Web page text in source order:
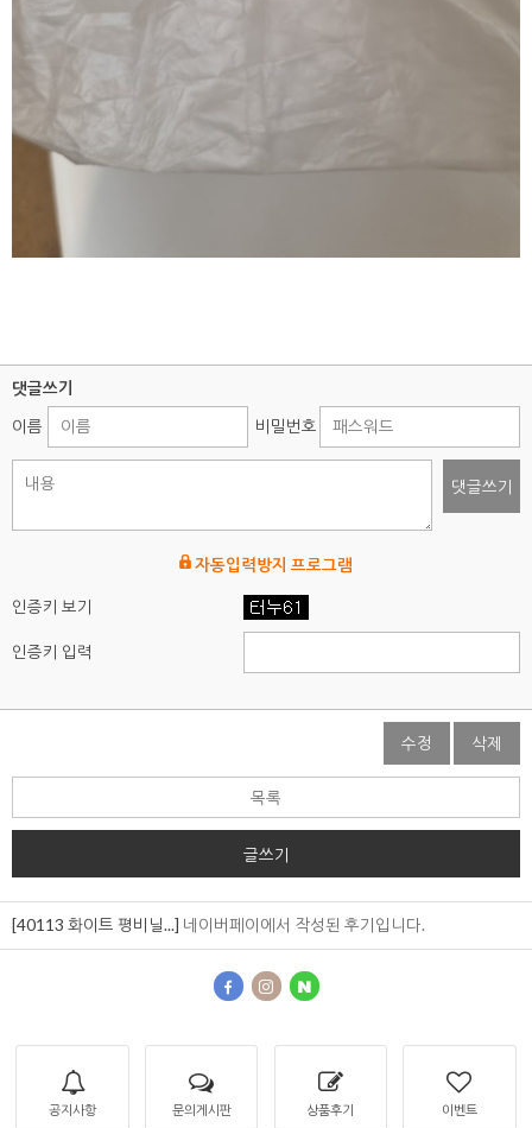
댓글쓰기
이름
비밀번호
댓글쓰기
자동입력방지 프로그램
인증키 보기
인증키 입력
수정 삭제
목록
글쓰기
[40113 화이트 평비닐...] 네이버페이에서 작성된 후기입니다.
공지사항 문의게시판 상품후기 이벤트